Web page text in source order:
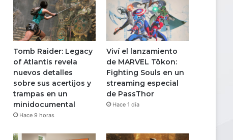
Tomb Raider: Legacy
of Atlantis revela
nuevos detalles
sobre sus acertijos y
trampas en un
minidocumental
Hace 9 horas
Viví el lanzamiento
de MARVEL Tōkon:
Fighting Souls en un
streaming especial
de PassThor
Hace 1 día